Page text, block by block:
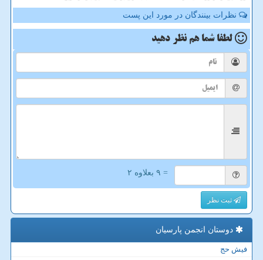
نظرات بینندگان در مورد این پست
لطفا شما هم نظر دهید
= ۹ بعلاوه ۲
ثبت نظر
دوستان انجمن پارسیان
فیش حج